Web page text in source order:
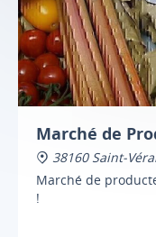
Marché de
38160 Saint-
Marché de
!